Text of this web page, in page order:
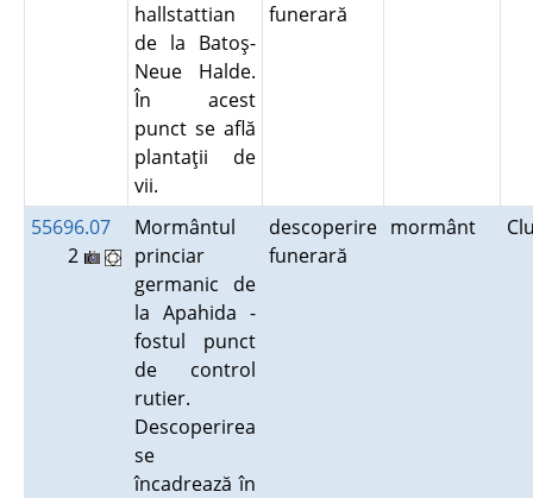
hallstattian
de la Batoş-
Neue Halde.
În acest
punct se află
plantaţii de
vii.
funerară
55696.07
2
Mormântul
princiar
germanic de
la Apahida -
fostul punct
de control
rutier.
Descoperirea
se
încadrează în
descoperire
funerară
mormânt